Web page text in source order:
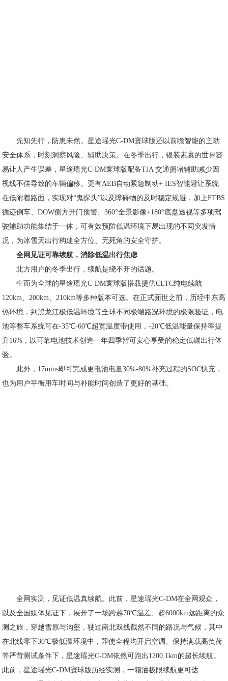
先知先行，防患未然。星途瑶光C-DM寰球版还以前瞻智能的主动
安全体系，时刻洞察风险、辅助决策。在冬季出行，银装素裹的世界容
易让人产生误差，星途瑶光C-DM寰球版配备TJA 交通拥堵辅助减少因
视线不佳导致的车辆偏移。更有AEB自动紧急制动+ IES智能避让系统
在低附着路面，实现对“鬼探头”以及障碍物的及时稳定规避，加上FTBS
循迹倒车、DOW侧方开门预警、360°全景影像+180°底盘透视等多项驾
驶辅助功能集结于一体，可有效预防低温环境下易出现的不同突发情
况，为冰雪天出行构建全方位、无死角的安全守护。
全网见证可靠续航，消除低温出行焦虑
北方用户的冬季出行，续航是绕不开的话题。
生而为全球的星途瑶光C-DM寰球版搭载提供CLTC纯电续航
120km、200km、210km等多种版本可选。在正式面世之前，历经中东高
热环境，到黑龙江极低温环境等全球不同极端路况环境的极限验证，电
池等整车系统可在-35℃-60℃超宽温度带使用，-20℃低温能量保持率提
升16%，以可靠电池技术创造一年四季皆可安心享受的稳定低碳出行体
验。
此外，17mins即可完成更电池电量30%-80%补充过程的SOC快充，
也为用户平衡用车时间与补能时间创造了更好的基础。
全网实测，见证低温真续航。此前，星途瑶光C-DM在全网观众，
以及全国媒体见证下，展开了一场跨越70℃温差、超6000km远距离的众
测之旅，穿越雪原与沟壑，驶过南北双线截然不同的路况与气候，其中
在北线零下30℃极低温环境中，即使全程均开启空调、保持满载高负荷
等严苛测试条件下，星途瑶光C-DM依然可跑出1200.1km的超长续航。
此前，星途瑶光C-DM寰球版历经实测，一箱油极限续航更可达